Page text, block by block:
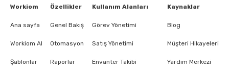
Workiom
Ana sayfa
Workiom AI
Şablonlar
Özellikler
Genel Bakış
Otomasyon
Raporlar
Kullanım Alanları
Görev Yönetimi
Satış Yönetimi
Envanter Takibi
Kaynaklar
Blog
Müşteri Hikayeleri
Yardım Merkezi